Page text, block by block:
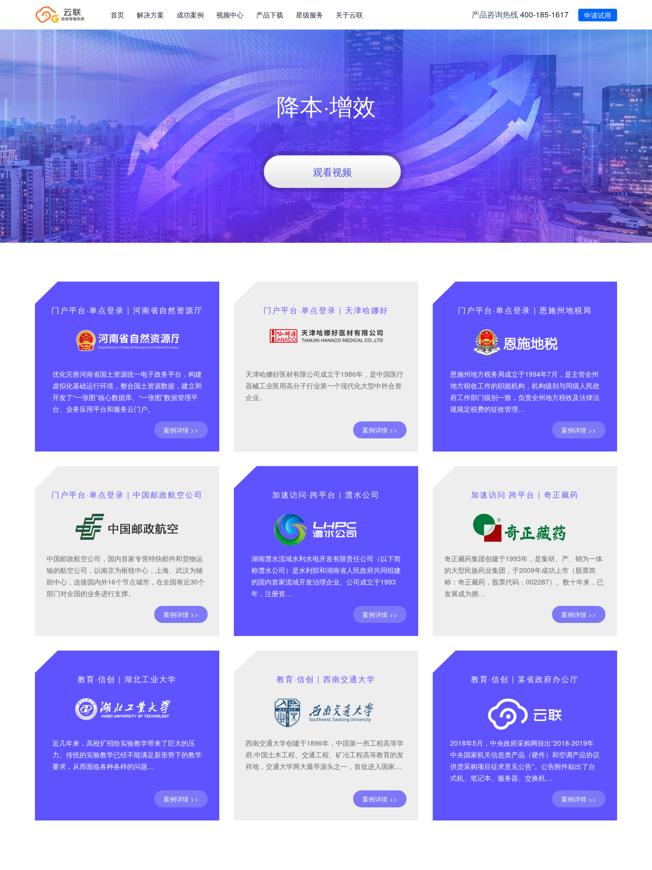
首页 解决方案 成功案例 视频中心 产品下载 星级服务 关于云联 产品咨询热线400-185-1617 申请试用
降本·增效
观看视频
门户平台·单点登录 | 河南省自然资源厅
优化完善河南省国土资源统一电子政务平台，构建
虚拟化基础运行环境，整合国土资源数据，建立和
开发了“一张图”核心数据库、“一张图”数据管理平
台、业务应用平台和服务云门户。
案例详情 >>
门户平台·单点登录 | 天津哈娜好
天津哈娜好医材有限公司成立于1986年，是中国医疗
器械工业医用高分子行业第一个现代化大型中外合资
企业。
案例详情 >>
门户平台·单点登录 | 恩施州地税局
恩施州地方税务局成立于1994年7月，是主管全州
地方税收工作的职能机构，机构级别与同级人民政
府工作部门级别一致，负责全州地方税收及法律法
规规定税费的征收管理…
案例详情 >>
门户平台·单点登录 | 中国邮政航空公司
中国邮政航空公司，国内首家专营特快邮件和货物运
输的航空公司，以南京为枢纽中心，上海、武汉为辅
助中心，连接国内外16个节点城市，在全国有近30个
部门对全国的业务进行支撑。
案例详情 >>
加速访问·跨平台 | 澧水公司
湖南澧水流域水利水电开发有限责任公司（以下简
称澧水公司）是水利部和湖南省人民政府共同组建
的国内首家流域开发治理企业。公司成立于1993
年，注册资…
案例详情 >>
加速访问·跨平台 | 奇正藏药
奇正藏药集团创建于1993年，是集研、产、销为一体
的大型民族药业集团，于2009年成功上市（股票简
称：奇正藏药，股票代码：002287）。数十年来，已
发展成为拥…
案例详情 >>
教育·信创 | 湖北工业大学
近几年来，高校扩招给实验教学带来了巨大的压
力。传统的实验教学已经不能满足新形势下的教学
要求，从而面临各种各样的问题…
案例详情 >>
教育·信创 | 西南交通大学
西南交通大学创建于1896年，中国第一所工程高等学
府,中国土木工程、交通工程、矿冶工程高等教育的发
祥地，交通大学两大最早源头之一，首批进入国家…
案例详情 >>
教育·信创 | 某省政府办公厅
2018年5月，中央政府采购网挂出“2018-2019年
中央国家机关信息类产品（硬件）和空调产品协议
供货采购项目征求意见公告”。公告附件贴出了台
式机、笔记本、服务器、交换机…
案例详情 >>